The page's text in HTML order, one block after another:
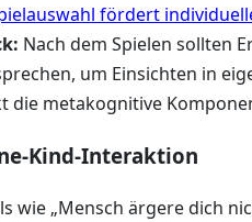
fördert
Nach dem Spielen sollten
um Einsichten in
die metakognitive
Kind-Interaktion
wie „Mensch ärgere dich